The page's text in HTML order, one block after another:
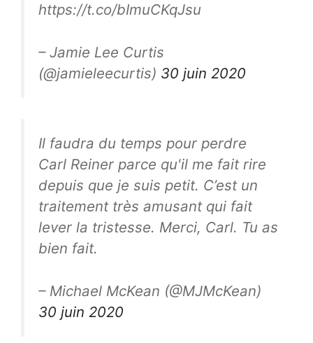
https://t.co/bImuCKqJsu
– Jamie Lee Curtis
(@jamieleecurtis) 30 juin 2020
Il faudra du temps pour perdre
Carl Reiner parce qu'il me fait rire
depuis que je suis petit. C’est un
traitement très amusant qui fait
lever la tristesse. Merci, Carl. Tu as
bien fait.
– Michael McKean (@MJMcKean)
30 juin 2020